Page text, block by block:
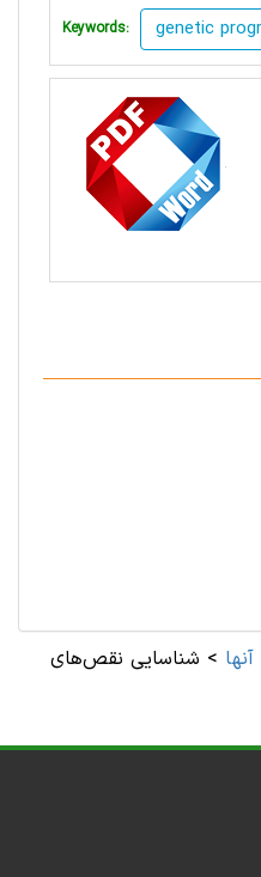
Keywords: genetic
> شناسایی نقص‌های